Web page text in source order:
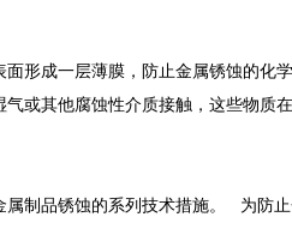
形成一层薄膜，防止金属锈蚀的化
或其他腐蚀性介质接触，这些物质
制品锈蚀的系列技术措施。 为防